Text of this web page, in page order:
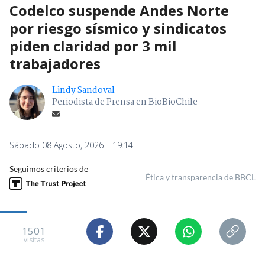
Codelco suspende Andes Norte
por riesgo sísmico y sindicatos
piden claridad por 3 mil
trabajadores
Lindy Sandoval
Periodista de Prensa en BioBioChile
Sábado 08 Agosto, 2026 | 19:14
Seguimos criterios de
Ética y transparencia de BBCL
1501
visitas